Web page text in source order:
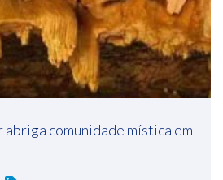
abriga comunidade mística em